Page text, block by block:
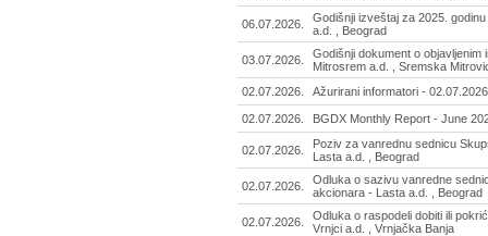
06.07.2026.
Godišnji izveštaj za 2025.
a.d. , Beograd
03.07.2026.
Godišnji dokument o objavljenim
Mitrosrem a.d. , Sremska
02.07.2026.
Ažurirani informatori - 02.07.2026
02.07.2026. BGDX Monthly Report - June
02.07.2026.
Poziv za vanrednu sednicu
Lasta a.d. , Beograd
02.07.2026.
Odluka o sazivu vanredne
akcionara - Lasta a.d. , Beograd
02.07.2026.
Odluka o raspodeli dobiti ili
Vrnjci a.d. , Vrnjačka Banja